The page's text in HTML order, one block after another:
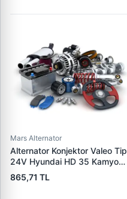
Mars Alternator
Alternator Konjektor Valeo Tip
24V Hyundai HD 35 Kamyon
Is Makinesi Mitsubishi (L,R) |
GENON GNR-V401H | OEM
865,71 TL